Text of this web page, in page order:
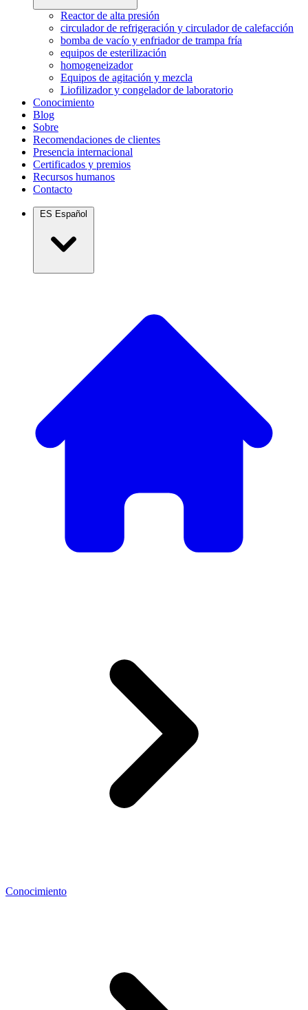
Reactor de alta presión
circulador de refrigeración y circulador de calefacción
bomba de vacío y enfriador de trampa fría
equipos de esterilización
homogeneizador
Equipos de agitación y mezcla
Liofilizador y congelador de laboratorio
Conocimiento
Blog
Sobre
Recomendaciones de clientes
Presencia internacional
Certificados y premios
Recursos humanos
Contacto
ES Español
Conocimiento